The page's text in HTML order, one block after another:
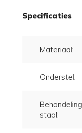
Specificaties
Materiaal:
Onderstel:
Behandeling
staal: